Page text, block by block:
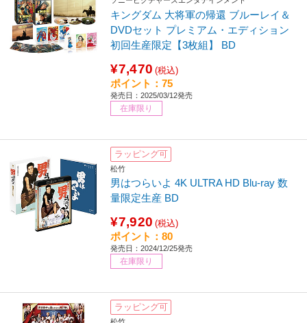
キングダム 大将軍の帰還 ブルーレイ＆
DVDセット プレミアム・エディション
初回生産限定【3枚組】 BD
¥7,470 (税込)
ポイント：75
発売日：2025/03/12発売
在庫限り
ラッピング可
松竹
男はつらいよ 4K ULTRA HD Blu-ray 数
量限定生産 BD
¥7,920 (税込)
ポイント：80
発売日：2024/12/25発売
在庫限り
ラッピング可